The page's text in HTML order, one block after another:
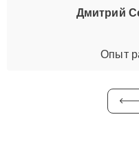
Дмитрий
Опыт